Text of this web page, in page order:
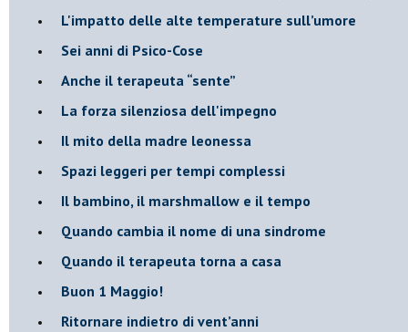
​L'impatto delle alte temperature sull’umore
Sei anni di Psico-Cose
​Anche il terapeuta “sente”
​La forza silenziosa dell'impegno
​Il mito della madre leonessa
Spazi leggeri per tempi complessi
Il bambino, il marshmallow e il tempo
​Quando cambia il nome di una sindrome
​Quando il terapeuta torna a casa
​Buon 1 Maggio!
Ritornare indietro di vent’anni